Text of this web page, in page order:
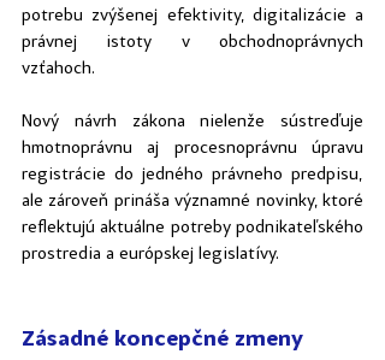
potrebu zvýšenej efektivity, digitalizácie a
právnej istoty v obchodnoprávnych
vzťahoch.
Nový návrh zákona nielenže sústreďuje
hmotnoprávnu aj procesnoprávnu úpravu
registrácie do jedného právneho predpisu,
ale zároveň prináša významné novinky, ktoré
reflektujú aktuálne potreby podnikateľského
prostredia a európskej legislatívy.
Zásadné koncepčné zmeny